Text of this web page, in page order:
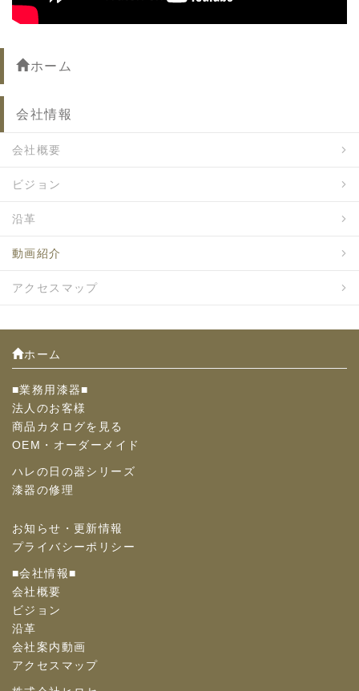
ホーム
会社情報
会社概要
ビジョン
沿革
動画紹介
アクセスマップ
ホーム
■業務用漆器■
法人のお客様
商品カタログを見る
OEM・オーダーメイド
ハレの日の器シリーズ
漆器の修理
お知らせ・更新情報
プライバシーポリシー
■会社情報■
会社概要
ビジョン
沿革
会社案内動画
アクセスマップ